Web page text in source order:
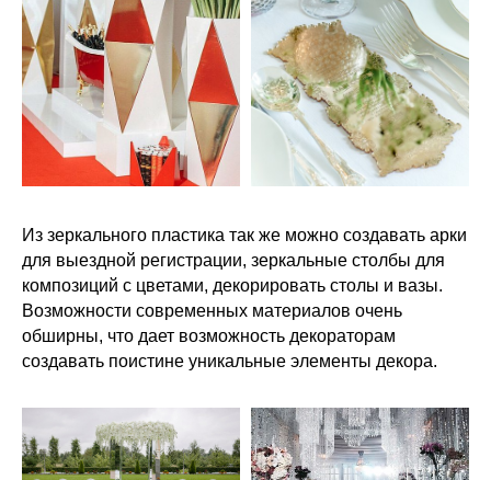
Из зеркального пластика так же можно создавать арки
для выездной регистрации, зеркальные столбы для
композиций с цветами, декорировать столы и вазы.
Возможности современных материалов очень
обширны, что дает возможность декораторам
создавать поистине уникальные элементы декора.